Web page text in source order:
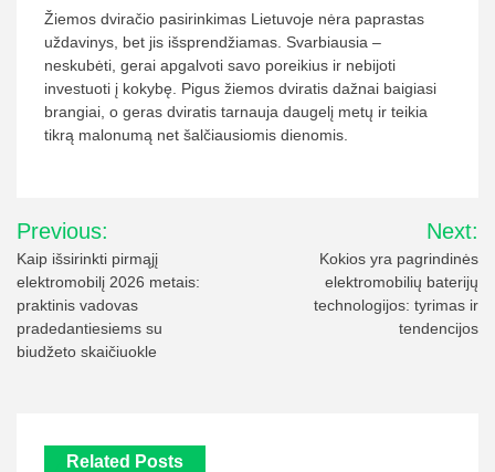
Žiemos dviračio pasirinkimas Lietuvoje nėra paprastas
uždavinys, bet jis išsprendžiamas. Svarbiausia –
neskubėti, gerai apgalvoti savo poreikius ir nebijoti
investuoti į kokybę. Pigus žiemos dviratis dažnai baigiasi
brangiai, o geras dviratis tarnauja daugelį metų ir teikia
tikrą malonumą net šalčiausiomis dienomis.
Navigacija
tarp
įrašų
Previous:
Kaip išsirinkti pirmąjį
elektromobilį 2026 metais:
praktinis vadovas
pradedantiesiems su
biudžeto skaičiuokle
Next:
Kokios yra pagrindinės
elektromobilių baterijų
technologijos: tyrimas ir
tendencijos
Related Posts